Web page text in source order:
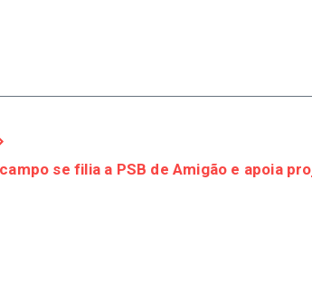
se filia a PSB de Amigão e apoia